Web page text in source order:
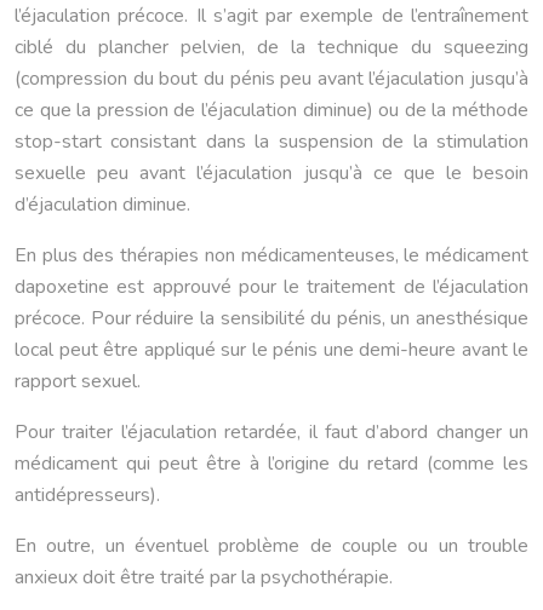
l’éjaculation précoce. Il s’agit par exemple de l’entraînement
ciblé du plancher pelvien, de la technique du squeezing
(compression du bout du pénis peu avant l’éjaculation jusqu’à
ce que la pression de l’éjaculation diminue) ou de la méthode
stop-start consistant dans la suspension de la stimulation
sexuelle peu avant l’éjaculation jusqu’à ce que le besoin
d’éjaculation diminue.
En plus des thérapies non médicamenteuses, le médicament
dapoxetine est approuvé pour le traitement de l’éjaculation
précoce. Pour réduire la sensibilité du pénis, un anesthésique
local peut être appliqué sur le pénis une demi-heure avant le
rapport sexuel.
Pour traiter l’éjaculation retardée, il faut d’abord changer un
médicament qui peut être à l’origine du retard (comme les
antidépresseurs).
En outre, un éventuel problème de couple ou un trouble
anxieux doit être traité par la psychothérapie.